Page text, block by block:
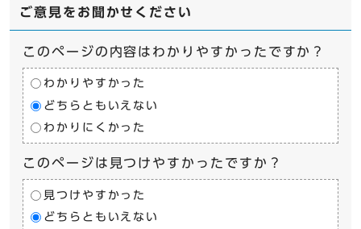
ご意見をお聞かせください
このページの内容はわかりやすかったですか？
わかりやすかった
どちらともいえない
わかりにくかった
このページは見つけやすかったですか？
見つけやすかった
どちらともいえない